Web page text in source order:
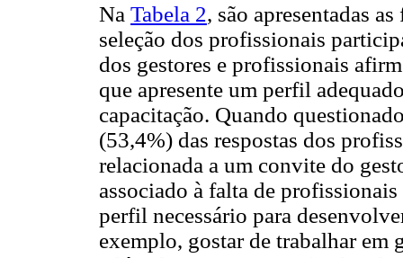
Na Tabela 2, são apresentadas
seleção dos profissionais
dos gestores e profissionais
que apresente um perfil
capacitação. Quando
(53,4%) das respostas dos
relacionada a um convite do
associado à falta de
perfil necessário para
exemplo, gostar de trabalhar em